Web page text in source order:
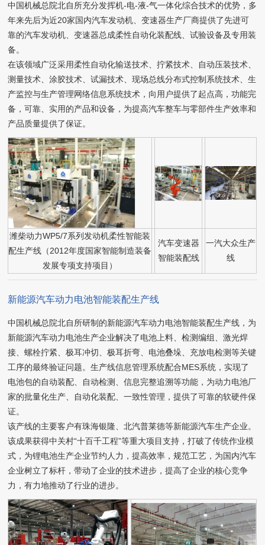
中国机械总院北自所充分发挥机-电-液-气一体化综合技术的优势，多
年来先后为近20家国内汽车发动机、变速器生产厂商提供了先进可
靠的汽车发动机、变速器总成柔性自动化装配线、试验设备及专用装
备。
在该领域广泛采用柔性自动化输送技术、拧紧技术、自动压装技术、
测量技术、涂胶技术、试漏技术、现场总线分布式控制系统技术、生
产监控与生产管理网络信息系统技术，向用户提供了起点高，功能完
备，可靠、实用的产品和设备，为提高汽车整车与零部件生产效率和
产品质量提供了保证。
潍柴动力WP5/7系列发动机柔性智能装
配生产线（2012年度国家智能制造装备
发展专项支持项目）
汽车变速器
智能装配线
一汽大众生产
线
新能源汽车动力电池智能装配生产线
中国机械总院北自所研制的新能源汽车动力电池智能装配生产线，为
新能源汽车动力电池生产企业解决了电池上料、检测编组、激光焊
接、螺栓拧紧、极耳冲切、极耳折弯、电池叠垛、充放电检测等关键
工序的最终验证问题。生产线信息管理系统配合MES系统，实现了
电池包的自动装配、自动检测、信息完整追溯等功能，为动力电池厂
家的批量化生产、自动化装配、一致性管理，提供了可靠的软硬件保
证。
该产线的主要客户有珠海银隆、北汽普莱德等新能源汽车生产企业。
该成果获得中关村“十百千工程”等重大项目支持，打破了传统作业模
式，为锂电池生产企业节约人力，提高效率，规范工艺，为国内汽车
企业树立了标杆，带动了企业的技术进步，提高了企业的核心竞争
力，有力地推动了行业的进步。